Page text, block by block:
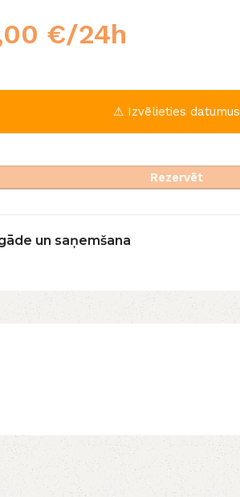
€/24h
⚠ Izvēlieties datumus
Rezervēt
un saņemšana